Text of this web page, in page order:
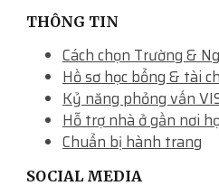
THÔNG TIN
Cách chọn Trường &
Hồ sơ học bổng & tài
Kỷ năng phỏng vấn
Hỗ trợ nhà ở gần nơi
Chuẩn bị hành trang
SOCIAL MEDIA